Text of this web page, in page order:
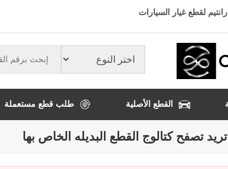
لقطع غيار السيارات
القطع الأصلية طلب قطع مستعملة
تصفح كتالوج القطع البديله الخاص بها